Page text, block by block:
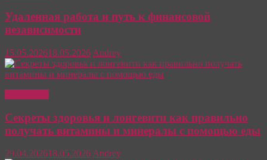
Удаленная работа и путь к финансовой
независимости
15.05.202618.05.2026 Andrey
Секреты здоровья и лонгевити как правильно
получать витамины и минералы с помощью еды
29.04.202618.05.2026 Andrey